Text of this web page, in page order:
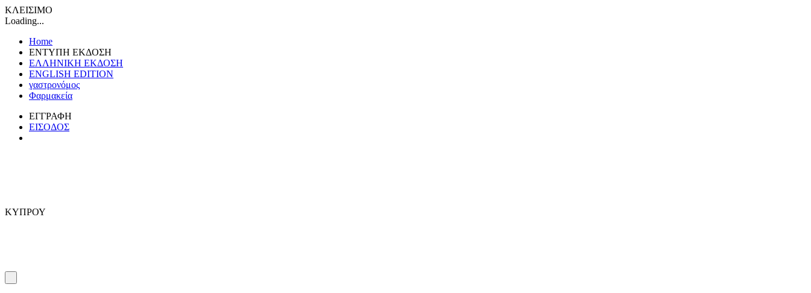
ΚΛΕΙΣΙΜΟ
Loading...
Home
ΕΝΤΥΠΗ ΕΚΔΟΣΗ
ΕΛΛΗΝΙΚΗ ΕΚΔΟΣΗ
ENGLISH EDITION
γαστρονόμος
Φαρμακεία
ΕΓΓΡΑΦΗ
ΕΙΣΟΔΟΣ
ΚΥΠΡΟΥ